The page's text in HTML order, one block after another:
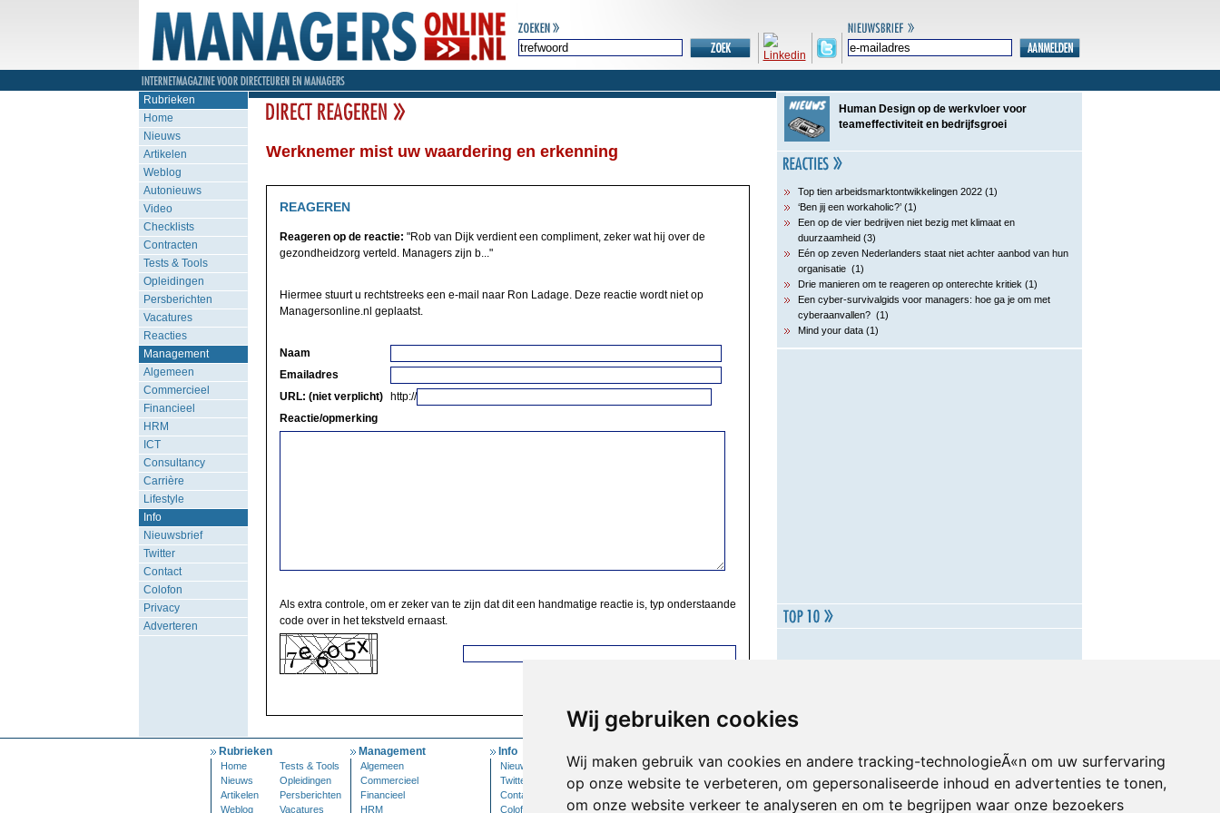
Wij gebruiken cookies
Wij maken gebruik van cookies en andere tracking-technologieÃ«n om uw surfervaring
op onze website te verbeteren, om gepersonaliseerde inhoud en advertenties te tonen,
om onze website verkeer te analyseren en om te begrijpen waar onze bezoekers
Rubrieken
Home
Nieuws
Artikelen
Weblog
Autonieuws
Video
Checklists
Contracten
Tests & Tools
Opleidingen
Persberichten
Vacatures
Reacties
Management
Algemeen
Commercieel
Financieel
HRM
ICT
Consultancy
Carrière
Lifestyle
Info
Nieuwsbrief
Twitter
Contact
Colofon
Privacy
Adverteren
Werknemer mist uw waardering en erkenning
REAGEREN
Reageren op de reactie: "Rob van Dijk verdient een compliment, zeker wat hij over de
gezondheidzorg verteld. Managers zijn b..."
Hiermee stuurt u rechtstreeks een e-mail naar Ron Ladage. Deze reactie wordt niet op
Managersonline.nl geplaatst.
Naam
Emailadres
URL: (niet verplicht)
http://
Reactie/opmerking
Als extra controle, om er zeker van te zijn dat dit een handmatige reactie is, typ onderstaande
code over in het tekstveld ernaast.
Human Design op de werkvloer voor
teameffectiviteit en bedrijfsgroei
Top tien arbeidsmarktontwikkelingen 2022 (1)
‘Ben jij een workaholic?’ (1)
Een op de vier bedrijven niet bezig met klimaat en
duurzaamheid (3)
Eén op zeven Nederlanders staat niet achter aanbod van hun
organisatie (1)
Drie manieren om te reageren op onterechte kritiek (1)
Een cyber-survivalgids voor managers: hoe ga je om met
cyberaanvallen? (1)
Mind your data (1)
Rubrieken
Home
Tests & Tools
Nieuws
Opleidingen
Artikelen
Persberichten
Weblog
Vacatures
Management
Algemeen
Commercieel
Financieel
HRM
Info
Nieuwsbrief
Twitter
Contact
Colofon
Inloggen